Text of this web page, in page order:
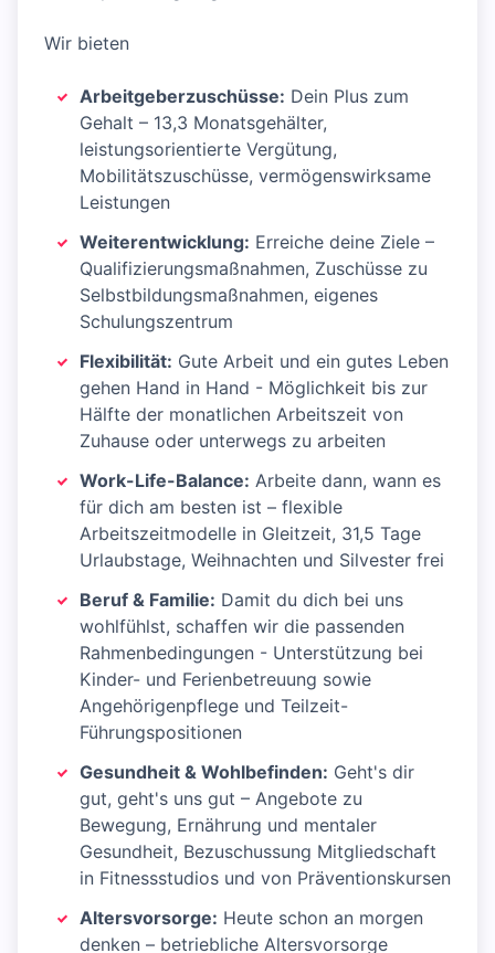
Wir bieten
Arbeitgeberzuschüsse: Dein Plus zum
Gehalt – 13,3 Monatsgehälter,
leistungsorientierte Vergütung,
Mobilitätszuschüsse, vermögenswirksame
Leistungen
Weiterentwicklung: Erreiche deine Ziele –
Qualifizierungsmaßnahmen, Zuschüsse zu
Selbstbildungsmaßnahmen, eigenes
Schulungszentrum
Flexibilität: Gute Arbeit und ein gutes Leben
gehen Hand in Hand - Möglichkeit bis zur
Hälfte der monatlichen Arbeitszeit von
Zuhause oder unterwegs zu arbeiten
Work-Life-Balance: Arbeite dann, wann es
für dich am besten ist – flexible
Arbeitszeitmodelle in Gleitzeit, 31,5 Tage
Urlaubstage, Weihnachten und Silvester frei
Beruf & Familie: Damit du dich bei uns
wohlfühlst, schaffen wir die passenden
Rahmenbedingungen - Unterstützung bei
Kinder- und Ferienbetreuung sowie
Angehörigenpflege und Teilzeit-
Führungspositionen
Gesundheit & Wohlbefinden: Geht's dir
gut, geht's uns gut – Angebote zu
Bewegung, Ernährung und mentaler
Gesundheit, Bezuschussung Mitgliedschaft
in Fitnessstudios und von Präventionskursen
Altersvorsorge: Heute schon an morgen
denken – betriebliche Altersvorsorge